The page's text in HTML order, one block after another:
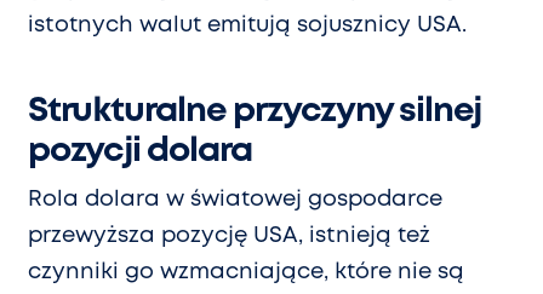
istotnych walut emitują sojusznicy USA.
Strukturalne przyczyny silnej
pozycji dolara
Rola dolara w światowej gospodarce
przewyższa pozycję USA, istnieją też
czynniki go wzmacniające, które nie są